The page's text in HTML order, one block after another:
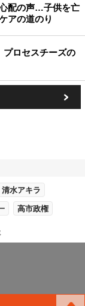
配の声…子供を亡
アの道のり
プロセスチーズの
清水アキラ
高市政権